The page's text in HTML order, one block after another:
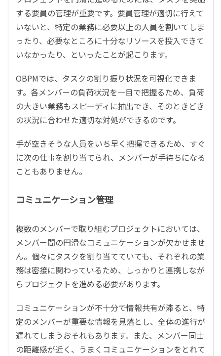
する要員の管理が重要です。要員管理が適切に行えて
いないと、特定の業務に必要以上の人員を割いてしま
ったり、必要なところに十分なリソースを投入できて
いなかったり、といったことが起こります。
OBPMでは、タスクの割り振り状況を可視化できま
す。各メンバーの負荷状況を一目で把握るため、負荷
の大きい業務もスピーディに抽出でき、そのときどき
の状況に合わせた適切な対処ができるのです。
手が空きそうな人員をいち早く把握できるため、すぐ
に次の仕事を割り当てられ、メンバーが手待ちになる
こともありません。
コミュニケーション管理
複数のメンバーで取り組むプロジェクトにおいては、
メンバー間の円滑なコミュニケーションが欠かせませ
ん。個々にタスクを割り当てていても、それぞれの業
務は密接に関わっているため、しっかりと連携しなが
らプロジェクトを進める必要があります。
コミュニケーションが不十分で情報共有が滞ると、特
定のメンバーが重要な情報を見落とし、全体の進行が
遅れてしまうおそれもあります。また、メンバー同士
の距離感が近く、うまくコミュニケーションをとれて